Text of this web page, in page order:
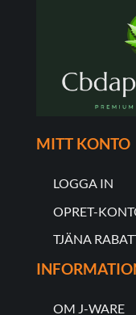
MITT KONTO
LOGGA IN
OPRET-
TJÄNA
OM J-WARE